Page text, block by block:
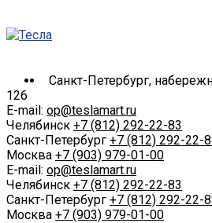
Санкт-Петербург,
126
E-mail: op@teslamart.ru
Челябинск +7 (812) 292-22-83
Санкт-Петербург +7 (812) 292-22-
Москва +7 (903) 979-01-00
E-mail: op@teslamart.ru
Челябинск +7 (812) 292-22-83
Санкт-Петербург +7 (812) 292-22-
Москва +7 (903) 979-01-00